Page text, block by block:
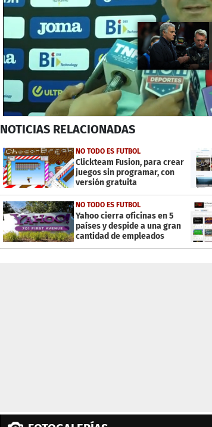
seconds
17
secondsVolume
0%
NOTICIAS RELACIONADAS
NO TODO ES FUTBOL
Clickteam Fusion, para crear
juegos sin programar, con
versión gratuita
NO TODO ES FUTBOL
Yahoo cierra oficinas en 5
países y despide a una gran
cantidad de empleados